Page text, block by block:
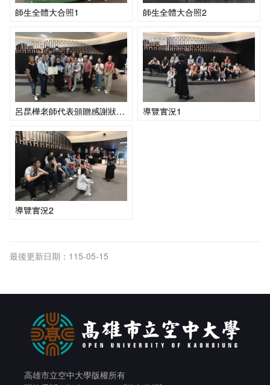
師生全體大合照1 師生全體大合照2
呂昆樺老師代表頒贈感謝狀予衛武營國家藝術中心 導覽實況1
導覽實況2
最後更新日期：115-05-15
高雄市立空中大學版權所有